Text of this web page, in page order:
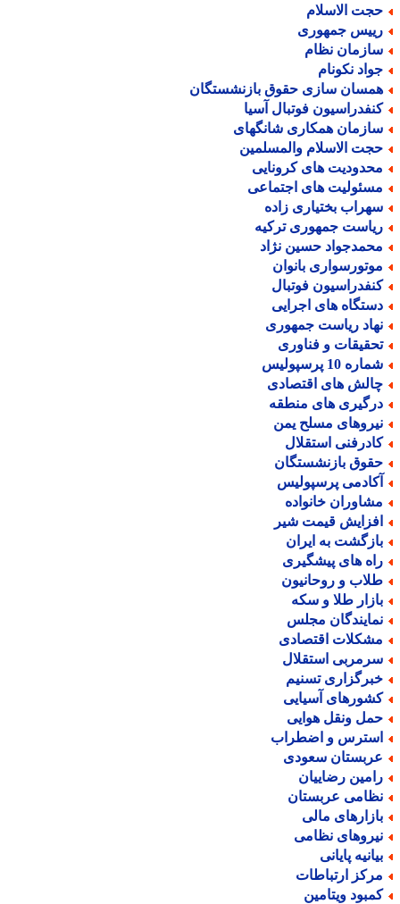
الاسلام
جمهوری
نظام
نکونام
سازی حقوق بازنشستگان
فوتبال آسیا
همکاری شانگهای
الاسلام والمسلمین
های کرونایی
های اجتماعی
بختیاری زاده
جمهوری ترکیه
حسین نژاد
بانوان
فوتبال
های اجرایی
ریاست جمهوری
و فناوری
10 پرسپولیس
های اقتصادی
های منطقه
مسلح یمن
استقلال
بازنشستگان
پرسپولیس
خانواده
قیمت شیر
به ایران
های پیشگیری
و روحانیون
طلا و سکه
مجلس
اقتصادی
استقلال
تسنیم
آسیایی
ونقل هوایی
و اضطراب
سعودی
رضاییان
عربستان
مالی
نظامی
پایانی
ارتباطات
ویتامین